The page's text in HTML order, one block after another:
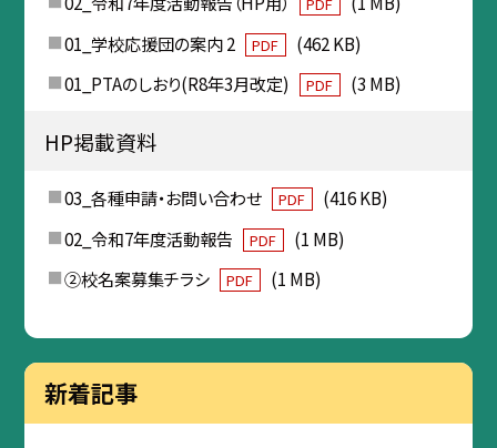
01_学校応援団の案内 2
PDF
(462 KB)
01_PTAのしおり(R8年3月改定)
PDF (3 MB)
HP掲載資料
03_各種申請・お問い合わせ PDF
(416 KB)
02_令和7年度活動報告
PDF
(1 MB)
②校名案募集チラシ
PDF (1 MB)
新着記事